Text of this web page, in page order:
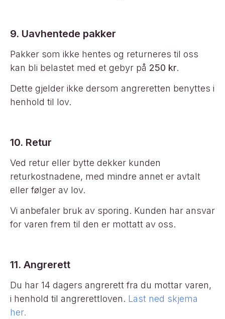
9. Uavhentede pakker
Pakker som ikke hentes og returneres til oss
kan bli belastet med et gebyr på 250 kr.
Dette gjelder ikke dersom angreretten benyttes i
henhold til lov.
10. Retur
Ved retur eller bytte dekker kunden
returkostnadene, med mindre annet er avtalt
eller følger av lov.
Vi anbefaler bruk av sporing. Kunden har ansvar
for varen frem til den er mottatt av oss.
11. Angrerett
Du har 14 dagers angrerett fra du mottar varen,
i henhold til angrerettloven. Last ned skjema
her.